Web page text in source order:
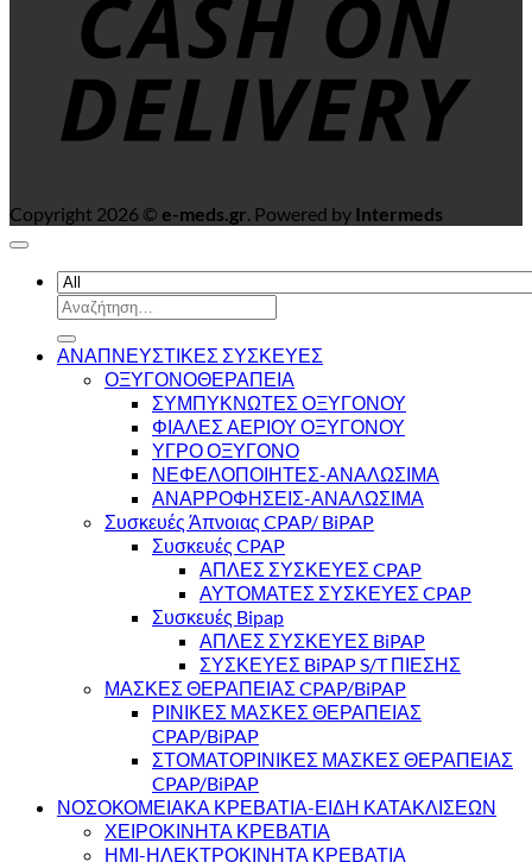
Copyright 2026 © e-meds.gr. Powered by Intermeds
Αναζήτηση
ΑΝΑΠΝΕΥΣΤΙΚΕΣ ΣΥΣΚΕΥΕΣ
ΟΞΥΓΟΝΟΘΕΡΑΠΕΙΑ
ΣΥΜΠΥΚΝΩΤΕΣ ΟΞΥΓΟΝΟΥ
ΦΙΑΛΕΣ ΑΕΡΙΟΥ ΟΞΥΓΟΝΟΥ
ΥΓΡΟ ΟΞΥΓΟΝΟ
ΝΕΦΕΛΟΠΟΙΗΤΕΣ-ΑΝΑΛΩΣΙΜΑ
ΑΝΑΡΡΟΦΗΣΕΙΣ-ΑΝΑΛΩΣΙΜΑ
Συσκευές Άπνοιας CPAP/ BiPAP
Συσκευές CPAP
ΑΠΛΕΣ ΣΥΣΚΕΥΕΣ CPAP
ΑΥΤΟΜΑΤΕΣ ΣΥΣΚΕΥΕΣ CPAP
Συσκευές Bipap
ΑΠΛΕΣ ΣΥΣΚΕΥΕΣ BiPAP
ΣΥΣΚΕΥΕΣ BiPAP S/T ΠΙΕΣΗΣ
ΜΑΣΚΕΣ ΘΕΡΑΠΕΙΑΣ CPAP/BiPAP
ΡΙΝΙΚΕΣ ΜΑΣΚΕΣ ΘΕΡΑΠΕΙΑΣ
CPAP/BiPAP
ΣΤΟΜΑΤΟΡΙΝΙΚΕΣ ΜΑΣΚΕΣ ΘΕΡΑΠΕΙΑΣ
CPAP/BiPAP
ΝΟΣΟΚΟΜΕΙΑΚΑ ΚΡΕΒΑΤΙΑ-ΕΙΔΗ ΚΑΤΑΚΛΙΣΕΩΝ
ΧΕΙΡΟΚΙΝΗΤΑ ΚΡΕΒΑΤΙΑ
ΗΜΙ-ΗΛΕΚΤΡΟΚΙΝΗΤΑ ΚΡΕΒΑΤΙΑ